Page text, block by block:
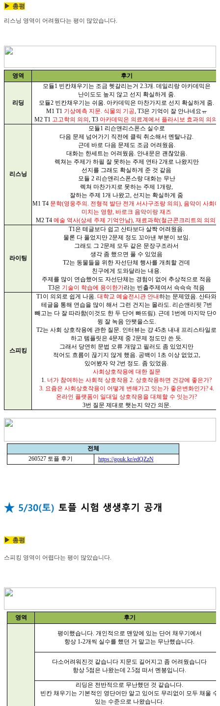
▶ 총평
리스닝 영역이 어려웠다는 평이 많았습니다.
영역 후기
리딩
모듈1 빈칸채우기는 조금 헷갈리는거 2.3개 데일리랑 아카데믹은
난이도도 높지 않고 선지 확실하게 줌
모듈2 빈칸채우기는 쉬움 아카데믹은 마찬가지로 선지 확실하게 줌
M1 T1 기상예측 지문 식물의 기공 , T3은 기억이 잘 안나네요ㅠ
M2 T1 고고학의 의의 , T3 아카데믹은 의료계에서 플라시보 효과의 의의
리스닝
모듈1 리슨앤리스폰스 실수로
다음 문제 넘어가기 직전에 클릭 취소해서 멘탈나감
근데 바로 다음 문제도 조금 어려웠음
대화는 한세트는 어려웠음 안내문은 괜찮았음
렉쳐는 주제가 하필 잘 못하는 주제 연타2개로 나왔지만
선지를 그래도 확실하게 준 것 같음
모듈 2 리슨앤리스폰스랑 대화는 무난
렉쳐 마찬가지로 못하는 주제 1 개랑
잘하는 주제 1 개 나왔고 선지는 확실하게 줌
M1 T4 문학(영웅주의 전형적 발단 전개 서사구조랑 의의), 음악이 사회에
미치는 영향 바로크 음악이랑 재즈
M2 T4 예술 역사(상세 주제 기억안남), 재료과학(철근콘크리트의 의의)
라이팅
T1 은 테글보다 쉽고 산타보다 살짝 어려웠음
물론 다 풀었지만2문제 정도 꼬아낸 부분이 보임
그래도 그 2문제 모두 같은 문장구조라서
생각 좀 했으면 풀 수 있었음
T2는 동물들을 위한 자선단체 행사를 개최할 건데
친구에게 도와달라는 내용
주제를 많이 연습했어도 자선단체는 경험이 없어 추상적으로 적음
T3은 기술이 학습에 용이한가라는 빈출주제여서 슥슥슥 적음
스피킹
T1 이 의외로 쉽게 나옴 대학교 예술전시관 안내하는 문제였음 산타와
테글을 통해 연습을 많이 해서 그런 건지는 몰라도
리슨앤리핏 7번
빼고는 다 잘 따라함(이것도 한 두 단어 빠뜨림). 근데 1 번에 마지막 단어
윙 잘 녹음 안됏을스도
T2는 사회 상호작용에 관한 질문 인터뷰는 걍 45초 내내 프리스타일로
하고 템플릿은 4문제 중 2문제 정도만 쓴 듯
그래서 당연히 문법 오류 개많고 필러도 좀 있었지만
적어도 흐름이 끊기지 않게 했음 공백이 1 초 이상 없었고
있어봤자 약 2번 정도 좀 있었음
사회상호작용에 대한 질문
1. 너가 참여하는 사회적 상호작용 2. 상호작용하면 건강에 좋은가?
3. 요즘은 사회상호작용이 어떻게 변해가고 잇는가 좋은변화인가? 4.
온라인 플랫폼이 일대일 상호작용을 대체할 수 잇는가?
3번 질문 제대로 햇는지 약간 의문
전체
260527 토플 후기 https://gouk.kr/edQZzN
▶ 총평
스피킹 영역이 어렵다는 평이 많았습니다.
영역 후기
평이했습니다. 개인적으로 맨앞에 있는 단어 채우기에서
항상 1-2개씩 실수를 했던 거 말고는 무난했습니다
다소어려워진것 같습니다 지문도 길어지고 좀 어려웠습니다
항상 5점은 나왔는데 2.5점 떠서 멘붕입니다
리딩은 전반적으로 무난했던 것 같습니다
빈칸 채우기는 기본적인 영단어만 알고 있어도 무리없이 모두 채울 수
있는 수준으로 나왔습니다